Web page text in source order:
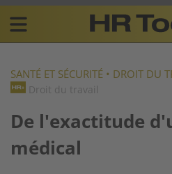
Skip
content
Plattform
für
Resources
navigation
FR
SANTÉ ET SÉCURITÉ • DROIT DU
Droit du travail
De l'exactitude
médical